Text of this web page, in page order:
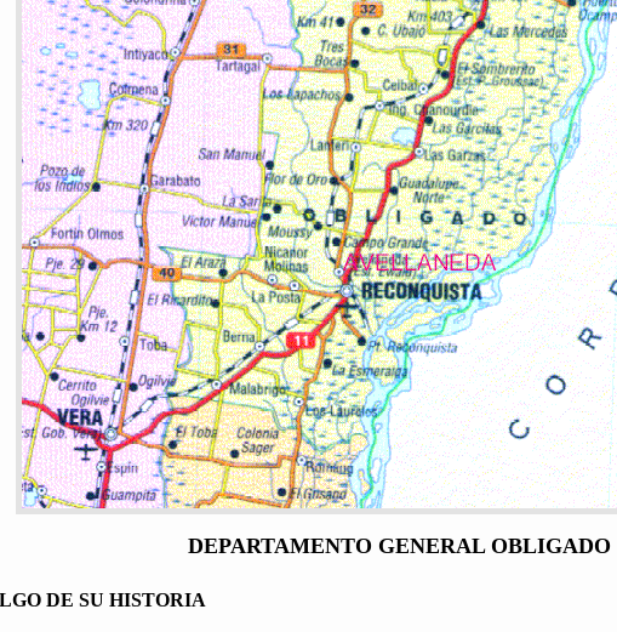
DEPARTAMENTO GENERAL OBLIGADO
DE SU HISTORIA